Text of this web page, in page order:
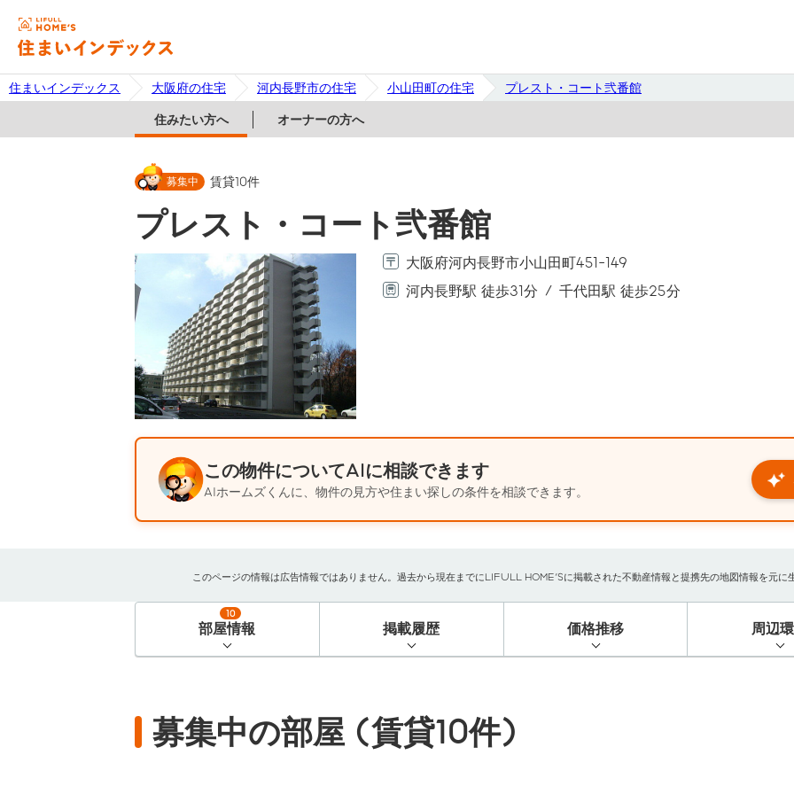
住まいインデックス 大阪府の住宅 河内長野市の住宅 小山田町の住宅 プレスト・コート弐番館
住みたい方へ オーナーの方へ
募集中 賃貸10件
プレスト・コート弐番館
大阪府河内長野市小山田町451-149
河内長野駅 徒歩31分
千代田駅 徒歩25分
この物件についてAIに相談できます
AIホームズくんに、物件の見方や住まい探しの条件を相談できます。
このページの情報は広告情報ではありません。過去から現在までにLIFULL HOME'Sに掲載された不動産情報と提携先の地図情報を元
部屋情報
10
掲載履歴 価格推移 周辺
募集中の部屋 (賃貸10件)